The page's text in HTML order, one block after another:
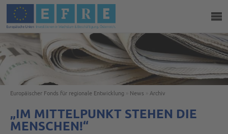
Europäischer Fonds für regionale Entwicklung News Archiv
„IM MITTELPUNKT STEHEN DIE
MENSCHEN!“